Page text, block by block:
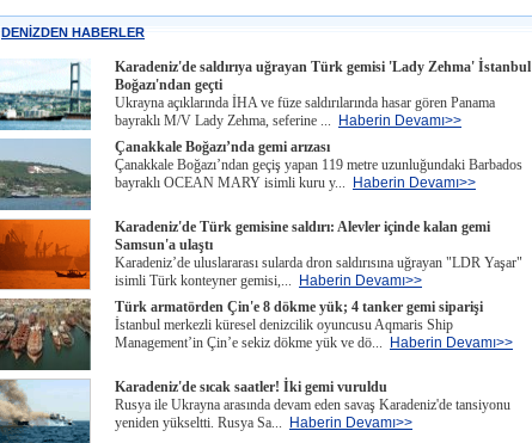
DENİZDEN HABERLER
Karadeniz'de saldırıya uğrayan Türk gemisi 'Lady Zehma' İstanbul
Boğazı'ndan geçti
Ukrayna açıklarında İHA ve füze saldırılarında hasar gören Panama
bayraklı M/V Lady Zehma, seferine ...
Haberin Devamı>>
Çanakkale Boğazı’nda gemi arızası
Çanakkale Boğazı’ndan geçiş yapan 119 metre uzunluğundaki Barbados
bayraklı OCEAN MARY isimli kuru y...
Haberin Devamı>>
Karadeniz'de Türk gemisine saldırı: Alevler içinde kalan gemi
Samsun'a ulaştı
Karadeniz’de uluslararası sularda dron saldırısına uğrayan "LDR Yaşar"
isimli Türk konteyner gemisi,...
Haberin Devamı>>
Türk armatörden Çin'e 8 dökme yük; 4 tanker gemi siparişi
İstanbul merkezli küresel denizcilik oyuncusu Aqmaris Ship
Management’in Çin’e sekiz dökme yük ve dö...
Haberin Devamı>>
Karadeniz'de sıcak saatler! İki gemi vuruldu
Rusya ile Ukrayna arasında devam eden savaş Karadeniz'de tansiyonu
yeniden yükseltti. Rusya Sa...
Haberin Devamı>>